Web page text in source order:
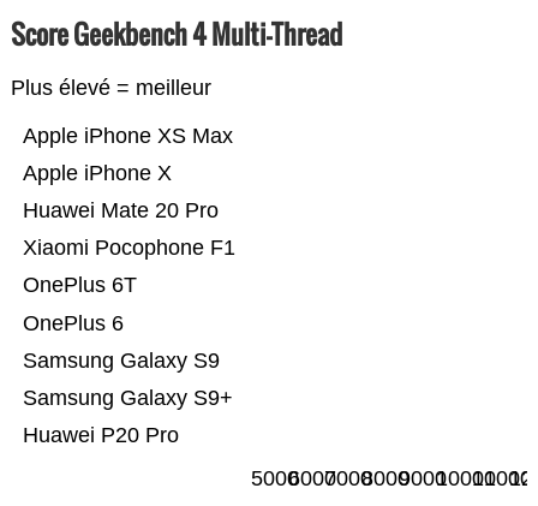
Score Geekbench 4 Multi-Thread
Plus élevé = meilleur
Huawei P20 Pro
Samsung Galaxy S9+
Samsung Galaxy S9
OnePlus 6
OnePlus 6T
Xiaomi Pocophone F1
Huawei Mate 20 Pro
Apple iPhone X
Apple iPhone XS Max
500060007000800090001000011000